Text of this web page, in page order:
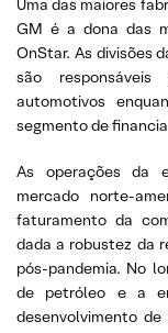
Uma das maiores
GM é a dona das
OnStar. As divisões
são
automotivos
segmento de
As operações da
mercado norte-
faturamento da
dada a robustez da
pós-pandemia. No
de petróleo e a
desenvolvimento